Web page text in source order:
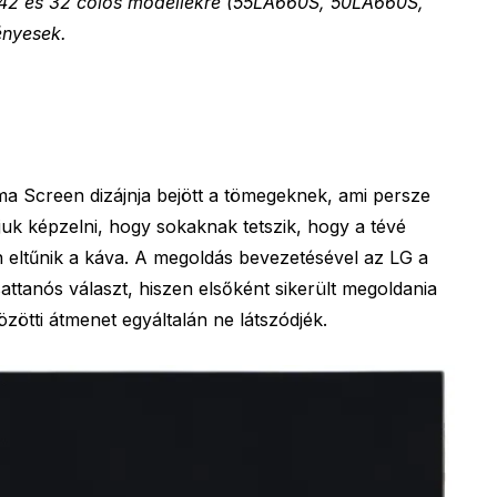
Screen dizájnja bejött a tömegeknek, ami persze
képzelni, hogy sokaknak tetszik, hogy a tévé
a káva. A megoldás bevezetésével az LG a
választ, hiszen elsőként sikerült megoldania
átmenet egyáltalán ne látszódjék.